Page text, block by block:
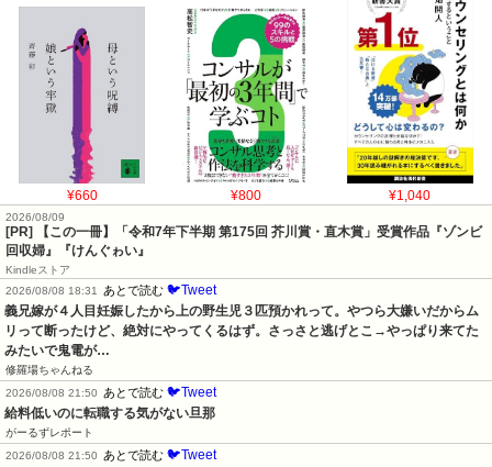
¥660 ¥800 ¥1,040
2026/08/09
[PR] 【この一冊】「令和7年下半期 第175回 芥川賞・直木賞」受賞作品『ゾンビ
回収婦』『けんぐゎい』
Kindleストア
2026/08/08 18:31
あとで読む 🐦Tweet
義兄嫁が４人目妊娠したから上の野生児３匹預かれって。やつら大嫌いだからム
リって断ったけど、絶対にやってくるはず。さっさと逃げとこ→やっぱり来てた
みたいで鬼電が…
修羅場ちゃんねる
2026/08/08 21:50
あとで読む 🐦Tweet
給料低いのに転職する気がない旦那
がーるずレポート
2026/08/08 21:50
あとで読む 🐦Tweet